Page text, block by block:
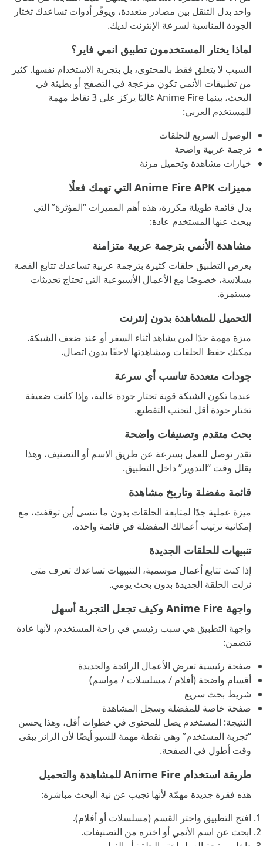
واحد بدل التنقل بين مصادر متعددة، ويوفّر أدوات تساعدك تختار
الجودة المناسبة لسرعة الإنترنت لديك.
لماذا يختار المستخدمون تطبيق انمي فاير؟
السبب لا يتعلق فقط بالمحتوى، بل بتجربة الاستخدام نفسها. كثير
من تطبيقات الأنمي تكون مزعجة في التصفح أو بطيئة في
البحث، بينما Anime Fire غالبًا يركز على 3 نقاط مهمة
للمستخدم العربي:
الوصول السريع للحلقات
ترجمة عربية واضحة
خيارات مشاهدة وتحميل مرنة
مميزات Anime Fire APK التي تهمك فعلًا
بدل قائمة طويلة مكررة، هذه أهم المميزات “المؤثرة” التي
يبحث عنها المستخدم عادة:
مشاهدة الأنمي بترجمة عربية متزامنة
يعرض التطبيق حلقات كثيرة بترجمة عربية تساعدك تتابع القصة
بسلاسة، خصوصًا مع الأعمال الأسبوعية التي تحتاج تحديثات
مستمرة.
التحميل للمشاهدة بدون إنترنت
ميزة مهمة جدًا لمن يشاهد أثناء السفر أو عند ضعف الشبكة.
يمكنك حفظ الحلقات ومشاهدتها لاحقًا بدون اتصال.
جودات متعددة تناسب أي سرعة
عندما تكون الشبكة قوية تختار جودة عالية، وإذا كانت ضعيفة
تختار جودة أقل لتجنب التقطيع.
بحث متقدم وتصنيفات واضحة
تقدر توصل للعمل بسرعة عن طريق الاسم أو التصنيف، وهذا
يقلل وقت “التدوير” داخل التطبيق.
قائمة مفضلة وتاريخ مشاهدة
ميزة عملية جدًا لمتابعة الحلقات بدون ما تنسى أين توقفت، مع
إمكانية ترتيب أعمالك المفضلة في قائمة واحدة.
تنبيهات للحلقات الجديدة
إذا كنت تتابع أعمال موسمية، التنبيهات تساعدك تعرف متى
نزلت الحلقة الجديدة بدون بحث يومي.
واجهة Anime Fire وكيف تجعل التجربة أسهل
واجهة التطبيق هي سبب رئيسي في راحة المستخدم، لأنها عادة
تتضمن:
صفحة رئيسية تعرض الأعمال الرائجة والجديدة
أقسام واضحة (أفلام / مسلسلات / مواسم)
شريط بحث سريع
صفحة خاصة للمفضلة وسجل المشاهدة
النتيجة: المستخدم يصل للمحتوى في خطوات أقل، وهذا يحسن
“تجربة المستخدم” وهي نقطة مهمة للسيو أيضًا لأن الزائر يبقى
وقت أطول في الصفحة.
طريقة استخدام Anime Fire للمشاهدة والتحميل
هذه فقرة جديدة مهمّة لأنها تجيب عن نية البحث مباشرة:
افتح التطبيق واختر القسم (مسلسلات أو أفلام).
ابحث عن اسم الأنمي أو اختره من التصنيفات.